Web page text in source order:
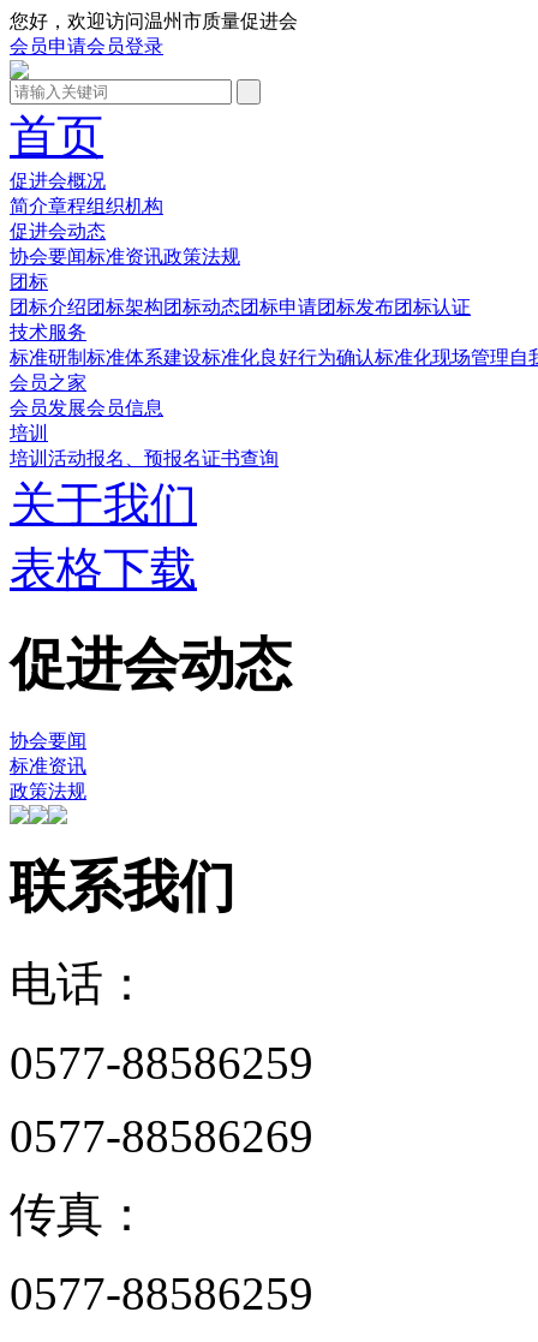
您好，欢迎访问温州市质量促进会
会员申请会员登录
首页
促进会概况
简介章程组织机构
促进会动态
协会要闻标准资讯政策法规
团标
团标介绍团标架构团标动态团标申请团标发布团标认证
技术服务
标准研制 标准体系建设标准化良好行为确认标准化现场管理自
会员之家
会员发展会员信息
培训
培训活动报名、预报名证书查询
关于我们
表格下载
促进会动态
协会要闻
标准资讯
政策法规
联系我们
电话：
0577-88586259
0577-88586269
传真：
0577-88586259